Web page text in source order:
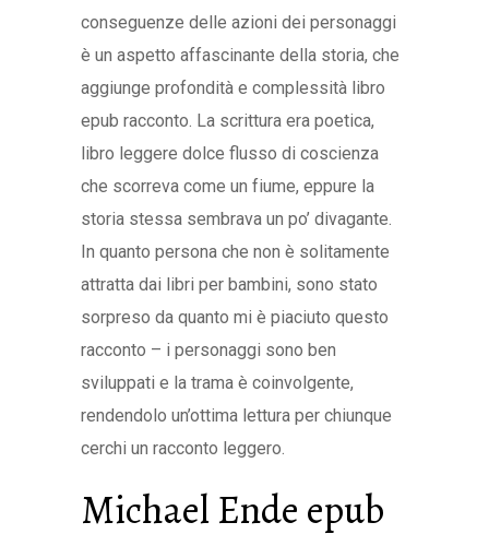
conseguenze delle azioni dei personaggi
è un aspetto affascinante della storia, che
aggiunge profondità e complessità libro
epub racconto. La scrittura era poetica,
libro leggere dolce flusso di coscienza
che scorreva come un fiume, eppure la
storia stessa sembrava un po’ divagante.
In quanto persona che non è solitamente
attratta dai libri per bambini, sono stato
sorpreso da quanto mi è piaciuto questo
racconto – i personaggi sono ben
sviluppati e la trama è coinvolgente,
rendendolo un’ottima lettura per chiunque
cerchi un racconto leggero.
Michael Ende epub